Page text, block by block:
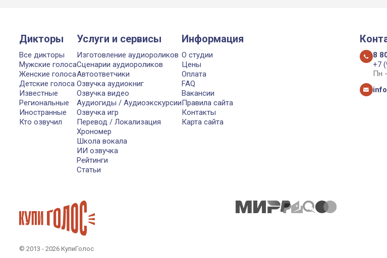
Дикторы
Все дикторы
Мужские голоса
Женские голоса
Детские голоса
Известные
Региональные
Иностранные
Кто озвучил
Услуги и сервисы
Изготовление аудиороликов
Сценарии аудиороликов
Автоответчики
Озвучка аудиокниг
Озвучка видео
Аудиогиды / Аудиоэкскурсии
Озвучка игр
Перевод / Локализация
Хрономер
Школа вокала
ИИ озвучка
Рейтинги
Статьи
Информация
О студии
Цены
Оплата
FAQ
Вакансии
Правила сайта
Контакты
Карта сайта
8
+7
Пн
© 2013 - 2026 КупиГолос